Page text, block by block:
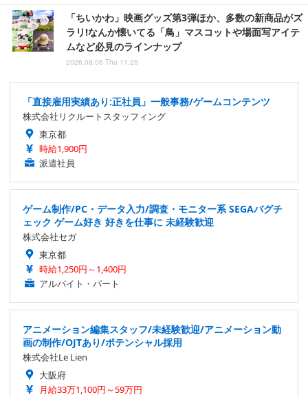
「ちいかわ」映画グッズ第3弾ほか、多数の新商品がズ
ラリ!なんか懐いてる「鳥」マスコットや場面写アイテ
ムなど必見のラインナップ
2026.08.06 Thu 11:25
「直接雇用実績あり:正社員」一般事務/ゲームコンテンツ
株式会社リクルートスタッフィング
東京都
時給1,900円
派遣社員
ゲーム制作/PC・データ入力/調査・モニター系 SEGAバグチ
ェック ゲーム好き 好きを仕事に 未経験歓迎
株式会社セガ
東京都
時給1,250円～1,400円
アルバイト・パート
アニメーション編集スタッフ/未経験歓迎/アニメーション動
画の制作/OJTあり/ポテンシャル採用
株式会社Le Lien
大阪府
月給33万1,100円～59万円